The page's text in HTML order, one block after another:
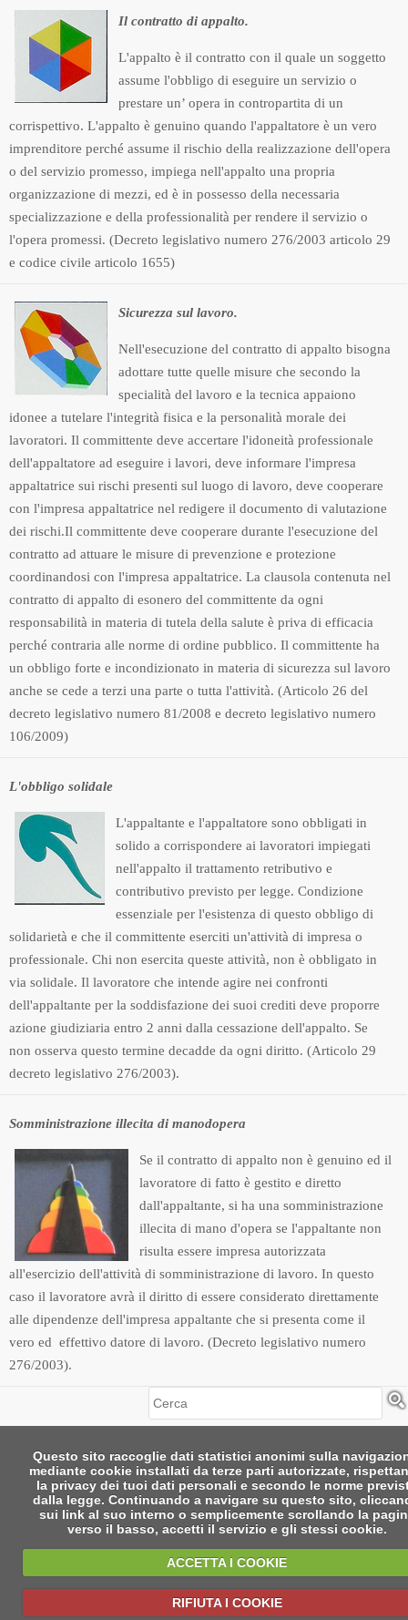
Il contratto di appalto.
L'appalto è il contratto con il quale un soggetto
assume l'obbligo di eseguire un servizio o
prestare un’ opera in contropartita di un
corrispettivo. L'appalto è genuino quando l'appaltatore è un vero
imprenditore perché assume il rischio della realizzazione dell'opera
o del servizio promesso, impiega nell'appalto una propria
organizzazione di mezzi, ed è in possesso della necessaria
specializzazione e della professionalità per rendere il servizio o
l'opera promessi. (Decreto legislativo numero 276/2003 articolo 29
e codice civile articolo 1655)
Sicurezza sul lavoro.
Nell'esecuzione del contratto di appalto bisogna
adottare tutte quelle misure che secondo la
specialità del lavoro e la tecnica appaiono
idonee a tutelare l'integrità fisica e la personalità morale dei
lavoratori. Il committente deve accertare l'idoneità professionale
dell'appaltatore ad eseguire i lavori, deve informare l'impresa
appaltatrice sui rischi presenti sul luogo di lavoro, deve cooperare
con l'impresa appaltatrice nel redigere il documento di valutazione
dei rischi.Il committente deve cooperare durante l'esecuzione del
contratto ad attuare le misure di prevenzione e protezione
coordinandosi con l'impresa appaltatrice. La clausola contenuta nel
contratto di appalto di esonero del committente da ogni
responsabilità in materia di tutela della salute è priva di efficacia
perché contraria alle norme di ordine pubblico. Il committente ha
un obbligo forte e incondizionato in materia di sicurezza sul lavoro
anche se cede a terzi una parte o tutta l'attività. (Articolo 26 del
decreto legislativo numero 81/2008 e decreto legislativo numero
106/2009)
L'obbligo solidale
L'appaltante e l'appaltatore sono obbligati in
solido a corrispondere ai lavoratori impiegati
nell'appalto il trattamento retributivo e
contributivo previsto per legge. Condizione
essenziale per l'esistenza di questo obbligo di
solidarietà e che il committente eserciti un'attività di impresa o
professionale. Chi non esercita queste attività, non è obbligato in
via solidale. Il lavoratore che intende agire nei confronti
dell'appaltante per la soddisfazione dei suoi crediti deve proporre
azione giudiziaria entro 2 anni dalla cessazione dell'appalto. Se
non osserva questo termine decadde da ogni diritto. (Articolo 29
decreto legislativo 276/2003).
Somministrazione illecita di manodopera
Se il contratto di appalto non è genuino ed il
lavoratore di fatto è gestito e diretto
dall'appaltante, si ha una somministrazione
illecita di mano d'opera se l'appaltante non
risulta essere impresa autorizzata
all'esercizio dell'attività di somministrazione di lavoro. In questo
caso il lavoratore avrà il diritto di essere considerato direttamente
alle dipendenze dell'impresa appaltante che si presenta come il
vero ed effettivo datore di lavoro. (Decreto legislativo numero
276/2003).
Cerca
Questo sito raccoglie dati statistici anonimi sulla
mediante cookie installati da terze parti autorizzate,
la privacy dei tuoi dati personali e secondo le norme
dalla legge. Continuando a navigare su questo sito,
sui link al suo interno o semplicemente scrollando la
verso il basso, accetti il servizio e gli stessi cookie.
ACCETTA I COOKIE
RIFIUTA I COOKIE